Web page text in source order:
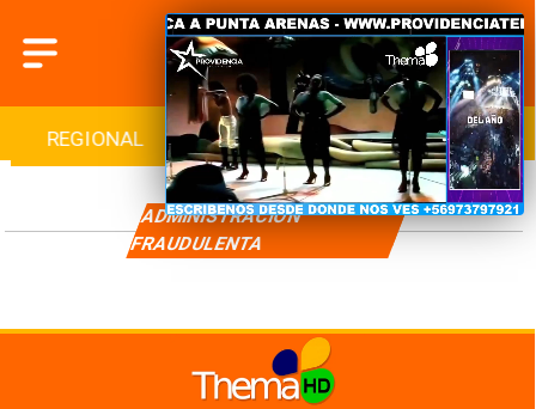
REGIONAL INTERNACIONAL DEPORTES
ADMINISTRACIÓN
FRAUDULENTA